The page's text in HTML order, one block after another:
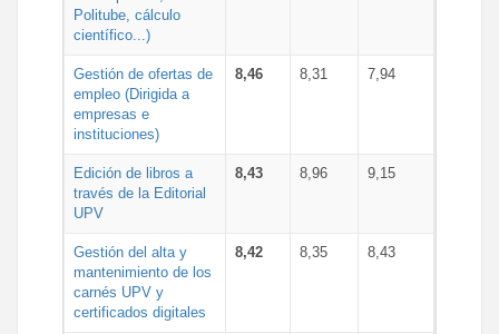
Politube, cálculo
científico...)
Gestión de ofertas de
empleo (Dirigida a
empresas e
instituciones)
8,46 8,31 7,94
Edición de libros a
través de la Editorial
UPV
8,43 8,96 9,15
Gestión del alta y
mantenimiento de los
carnés UPV y
certificados digitales
8,42 8,35 8,43